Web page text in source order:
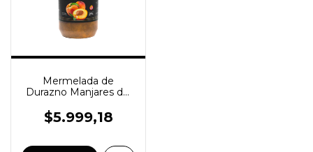
Mermelada de
Durazno Manjares del
$5.999,18